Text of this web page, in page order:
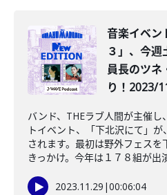
音楽イベン
３」、今
員長のツネ
り！2023/
バンド、THEラブ人間が主催し
トイベント、「下北沢にて」
されます。最初は野外フェス
きっかけ。今年は１７８組が出
2023.11.29 |00:06:04